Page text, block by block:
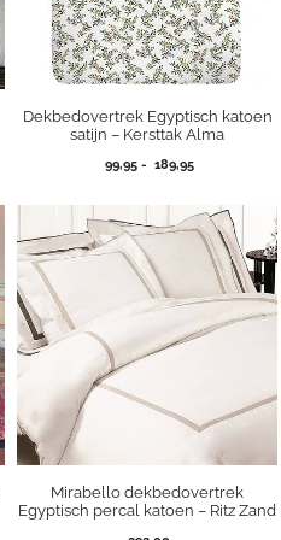
Dekbedovertrek Egyptisch katoen
satijn – Kersttak Alma
99,95 - 189,95Prijsklasse:
189,95
Mirabello dekbedovertrek
Egyptisch percal katoen – Ritz Zand